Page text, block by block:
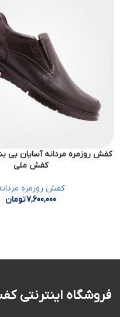
کفش ملی
کفش روزمره
7,600,000تومان
فروشگاه اینترنتی